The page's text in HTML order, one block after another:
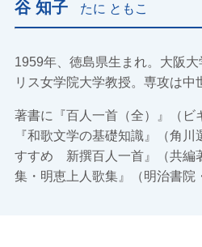
谷 知子 たに ともこ
1959年、徳島県生まれ。大阪
リス女学院大学教授。専攻は中
著書に『百人一首（全）』（
『和歌文学の基礎知識』（角
すすめ 新撰百人一首』（共編
集・明恵上人歌集』（明治書院